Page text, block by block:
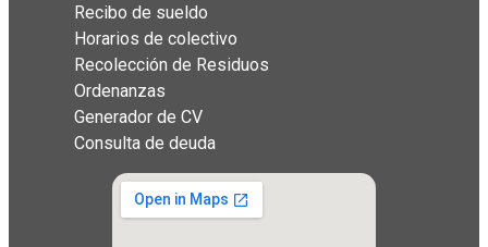
Recibo de sueldo
Horarios de colectivo
Recolección de Residuos
Ordenanzas
Generador de CV
Consulta de deuda